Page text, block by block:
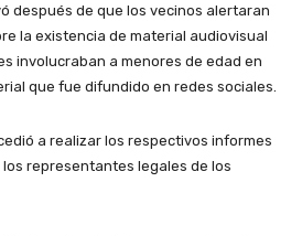
después de que los vecinos alertaran
la existencia de material audiovisual
involucraban a menores de edad en
que fue difundido en redes sociales.
a realizar los respectivos informes
representantes legales de los